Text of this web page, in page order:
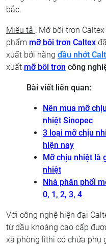
bắc.
Miêu tả : Mỡ bôi trơn
phẩm mỡ bôi trơn Caltex
xuất bởi hãng dầu nhớt
xuất mỡ bôi trơn công
Bài viết liên quan:
Nên mua mỡ
nhiệt Sinopec
3 loại mỡ chịu
hiện nay
Mỡ chịu nhiệt là
nhiệt
Nhà phân phối
0, 1, 2, 3, 4
Với công nghệ hiện đại
từ dầu khoáng cao cấp
xà phòng lithi có chứa phụ